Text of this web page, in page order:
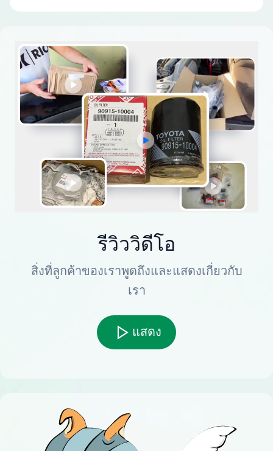
รีวิววิดีโอ
สิ่งที่ลูกค้าของเราพูดถึงและแสดงเกี่ยวกับ
เรา
แสดง